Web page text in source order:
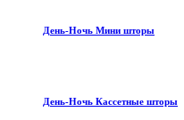
День-Ночь Мини шторы
День-Ночь Кассетные шторы